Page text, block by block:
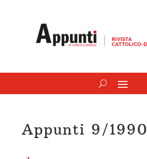
Appunti 9/1990